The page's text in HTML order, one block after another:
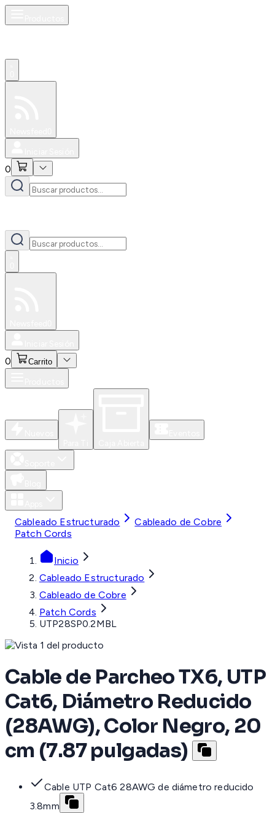
0
0 Carrito
Cableado Estructurado
Cableado de Cobre
Patch Cords
Inicio
Cableado Estructurado
Cableado de Cobre
Patch Cords
UTP28SP0.2MBL
Cable de Parcheo TX6, UTP
Cat6, Diámetro Reducido
(28AWG), Color Negro, 20
cm (7.87 pulgadas)
Cable UTP Cat6 28AWG de diámetro reducido
3.8mm